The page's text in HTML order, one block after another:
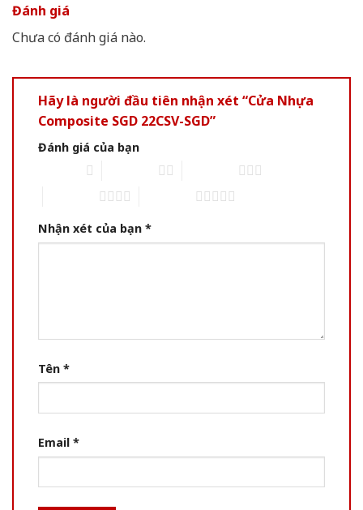
Đánh giá
Chưa có đánh giá nào.
Hãy là người đầu tiên nhận xét “Cửa Nhựa
Composite SGD 22CSV-SGD”
Đánh giá của bạn
Nhận xét của bạn *
Tên *
Email *